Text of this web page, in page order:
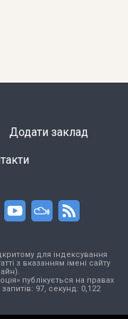
Додати заклад
для індексування
з вказанням імені сайту
публікується на правах
| запитів: 97, секунд: 0,122